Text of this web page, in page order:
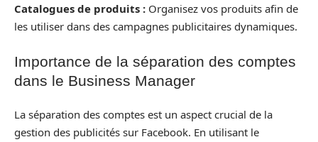
Catalogues de produits : Organisez vos produits afin de
les utiliser dans des campagnes publicitaires dynamiques.
Importance de la séparation des comptes
dans le Business Manager
La séparation des comptes est un aspect crucial de la
gestion des publicités sur Facebook. En utilisant le